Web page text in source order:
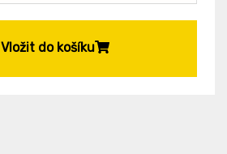
Vložit do košíku